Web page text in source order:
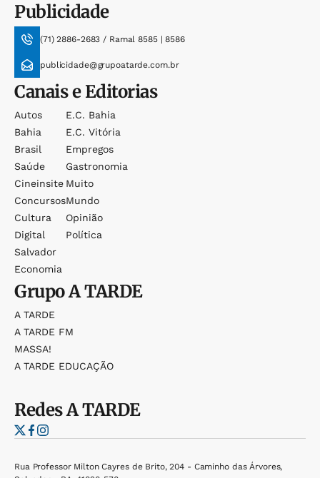
Publicidade
(71) 2886-2683 / Ramal 8585 | 8586
publicidade@grupoatarde.com.br
Canais e Editorias
Autos
Bahia
Brasil
Saúde
Cineinsite
Concursos
Cultura
Digital
Salvador
Economia
E.c. Bahia
E.c. Vitória
Empregos
Gastronomia
Muito
Mundo
Opinião
Política
GrupoA TARDE
A TARDE
A TARDE FM
MASSA!
A TARDE EDUCAÇÃO
RedesA TARDE
Rua Professor Milton Cayres de Brito, 204 - Caminho das Árvores,